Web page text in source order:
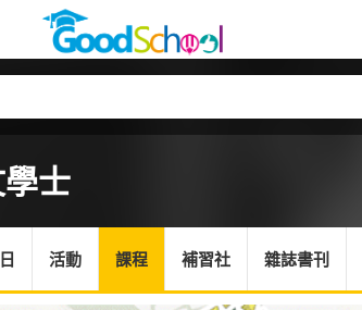
士
活動 課程 補習社 雜誌書刊